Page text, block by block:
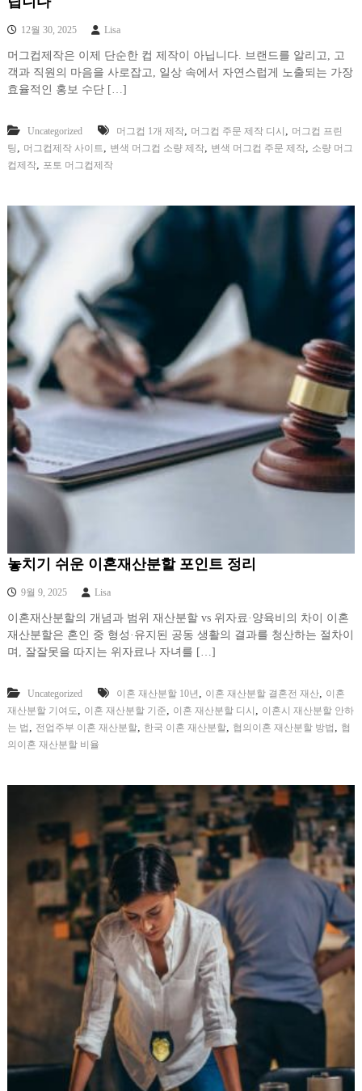
12월 30, 2025 Lisa
머그컵제작은 이제 단순한 컵 제작이 아닙니다. 브랜드를 알리고, 고
객과 직원의 마음을 사로잡고, 일상 속에서 자연스럽게 노출되는 가장
효율적인 홍보 수단 […]
Uncategorized 머그컵 1개 제작, 머그컵 주문 제작 디시 , 머그컵 프린
팅 , 머그컵제작 사이트, 변색 머그컵 소량 제작, 변색 머그컵 주문 제작, 소량 머그
컵제작, 포토 머그컵제작
놓치기 쉬운 이혼재산분할 포인트 정리
9월 9, 2025 Lisa
이혼재산분할의 개념과 범위 재산분할 vs 위자료·양육비의 차이 이혼
재산분할은 혼인 중 형성·유지된 공동 생활의 결과를 청산하는 절차이
며, 잘잘못을 따지는 위자료나 자녀를 […]
Uncategorized 이혼 재산분할 10년 , 이혼 재산분할 결혼전 재산, 이혼
재산분할 기여도, 이혼 재산분할 기준, 이혼 재산분할 디시 , 이혼시 재산분할 안하
는 법 , 전업주부 이혼 재산분할, 한국 이혼 재산분할, 협의이혼 재산분할 방법 , 협
의이혼 재산분할 비율